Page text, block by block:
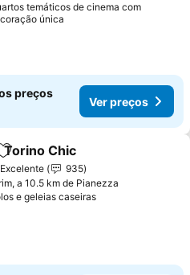
temáticos de cinema com
única
preços
Ver preços
Adicionar aos favoritos
Torino Chic
Excelente
935
a 10.5 km de Pianezza
e geleias caseiras